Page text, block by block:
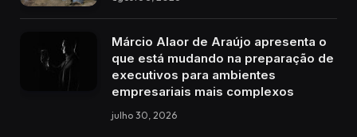
Márcio Alaor de Araújo apresenta o
que está mudando na preparação de
executivos para ambientes
empresariais mais complexos
julho 30, 2026